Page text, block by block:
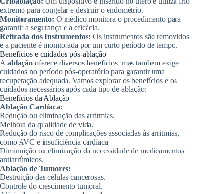
extremo para congelar e destruir o endométrio.
Monitoramento: O médico monitora o procedimento para
garantir a segurança e a eficácia.
Retirada dos Instrumentos: Os instrumentos são removidos
e a paciente é monitorada por um curto período de tempo.
Benefícios e cuidados pós-ablação
A ablação oferece diversos benefícios, mas também exige
cuidados no período pós-operatório para garantir uma
recuperação adequada. Vamos explorar os benefícios e os
cuidados necessários após cada tipo de ablação:
Benefícios da Ablação
Ablação Cardíaca:
Redução ou eliminação das arritmias.
Melhora da qualidade de vida.
Redução do risco de complicações associadas às arritmias,
como AVC e insuficiência cardíaca.
Diminuição ou eliminação da necessidade de medicamentos
antiarrítmicos.
Ablação de Tumores:
Destruição das células cancerosas.
Controle do crescimento tumoral.